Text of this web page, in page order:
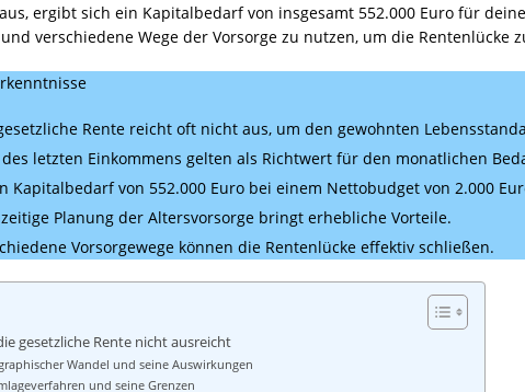
ergibt sich ein Kapitalbedarf von insgesamt 552.000 Euro für
verschiedene Wege der Vorsorge zu nutzen, um die Rentenlücke
Rente reicht oft nicht aus, um den gewohnten
des letzten Einkommens gelten als Richtwert für den monatlichen
Kapitalbedarf von 552.000 Euro bei einem Nettobudget von 2.000
Planung der Altersvorsorge bringt erhebliche Vorteile.
Vorsorgewege können die Rentenlücke effektiv schließen.
gesetzliche Rente nicht ausreicht
Wandel und seine Auswirkungen
und seine Grenzen